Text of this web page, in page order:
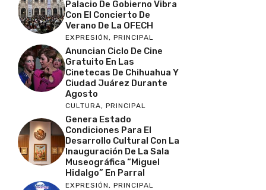
Palacio De Gobierno Vibra
Con El Concierto De
Verano De La OFECH
EXPRESIÓN, PRINCIPAL
Anuncian Ciclo De Cine
Gratuito En Las
Cinetecas De Chihuahua Y
Ciudad Juárez Durante
Agosto
CULTURA, PRINCIPAL
Genera Estado
Condiciones Para El
Desarrollo Cultural Con La
Inauguración De La Sala
Museográfica “Miguel
Hidalgo” En Parral
EXPRESIÓN , PRINCIPAL